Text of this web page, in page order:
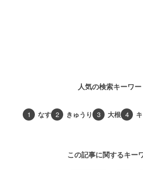
人気の検索キーワー
1 なす 2 きゅうり 3 大根 4
この記事に関するキー